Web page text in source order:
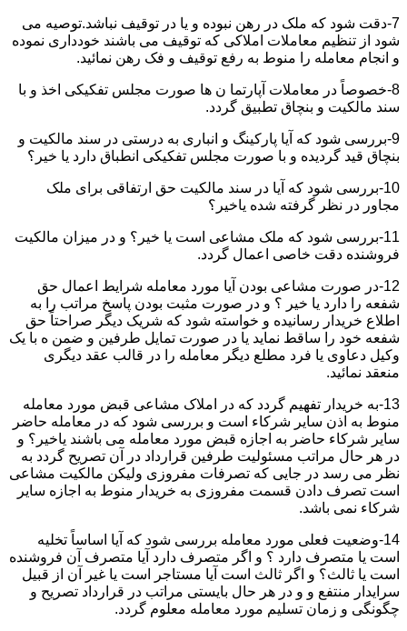
7-دقت شود که ملک در رهن نبوده و یا در توقیف نباشد.توصیه می
شود از تنظیم معاملات املاکی که توقیف می باشند خودداری نموده
و انجام معامله را منوط به رفع توقیف و فک رهن نمائید.
8-خصوصاً در معاملات آپارتما ن ها صورت مجلس تفکیکی اخذ و با
سند مالکیت و بنچاق تطبیق گردد.
9-بررسی شود که آیا پارکینگ و انباری به درستی در سند مالکیت و
بنچاق قید گردیده و با صورت مجلس تفکیکی انطباق دارد یا خیر؟
10-بررسی شود که آیا در سند مالکیت حق ارتفاقی برای ملک
مجاور در نظر گرفته شده یاخیر؟
11-بررسی شود که ملک مشاعی است یا خیر؟ و در میزان مالکیت
فروشنده دقت خاصی اعمال گردد.
12-در صورت مشاعی بودن آیا مورد معامله شرایط اعمال حق
شفعه را دارد یا خیر ؟ و در صورت مثبت بودن پاسخ مراتب را به
اطلاع خریدار رسانیده و خواسته شود که شریک دیگر صراحتاً حق
شفعه خود را ساقط نماید یا در صورت تمایل طرفین و ضمن ه با یک
وکیل دعاوی یا فرد مطلع دیگر معامله را در قالب عقد دیگری
منعقد نمائید.
13-به خریدار تفهیم گردد که در املاک مشاعی قبض مورد معامله
منوط به اذن سایر شرکاء است و بررسی شود که در معامله حاضر
سایر شرکاء حاضر به اجازه قبض مورد معامله می باشند یاخیر؟ و
در هر حال مراتب مسئولیت طرفین قرارداد در آن تصریح گردد به
نظر می رسد در جایی که تصرفات مفروزی ولیکن مالکیت مشاعی
است تصرف دادن قسمت مفروزی به خریدار منوط به اجازه سایر
شرکاء نمی باشد.
14-وضعیت فعلی مورد معامله بررسی شود که آیا اساساً تخلیه
است یا متصرف دارد ؟ و اگر متصرف دارد آیا متصرف آن فروشنده
است یا ثالث؟ و اگر ثالث است آیا مستاجر است یا غیر آن از قبیل
سرایدار منتفع و و در هر حال بایستی مراتب در قرارداد تصریح و
چگونگی و زمان تسلیم مورد معامله معلوم گردد.